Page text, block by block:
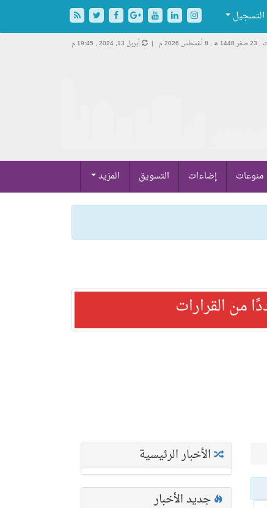
هـ , 8 أغسطس 2026 م | أبريل 13, 2024 , 19:45 م
منوعات إضاءات التسويق المزيد
من القرارات
الأخبار الرئيسية
جديد الأخبار